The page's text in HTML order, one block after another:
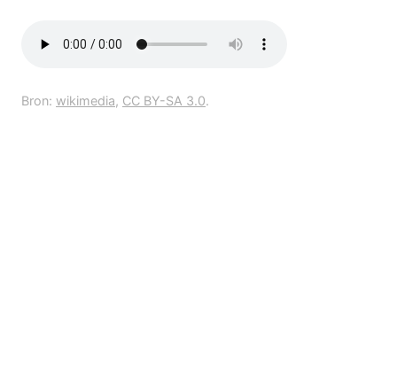
Bron: wikimedia, CC BY-SA 3.0.